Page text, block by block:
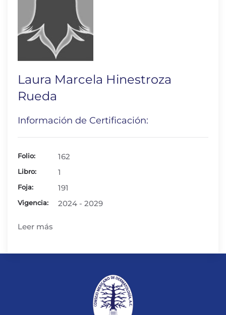
Laura Marcela Hinestroza
Rueda
Información de Certificación:
Folio: 162
Libro: 1
Foja: 191
Vigencia: 2024 - 2029
Leer más